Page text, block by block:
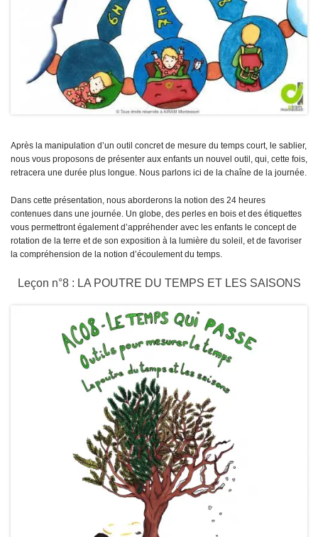
Après la manipulation d’un outil concret de mesure du temps court, le sablier,
nous vous proposons de présenter aux enfants un nouvel outil, qui, cette fois,
retracera une durée plus longue. Nous parlons ici de la chaîne de la journée.
Dans cette présentation, nous aborderons la notion des 24 heures
contenues dans une journée. Un globe, des perles en bois et des étiquettes
vous permettront également d’appréhender avec les enfants le concept de
rotation de la terre et de son exposition à la lumière du soleil, et de favoriser
la compréhension de la notion d’écoulement du temps.
Leçon n°8 : LA POUTRE DU TEMPS ET LES SAISONS